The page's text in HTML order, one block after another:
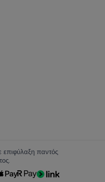
παντός